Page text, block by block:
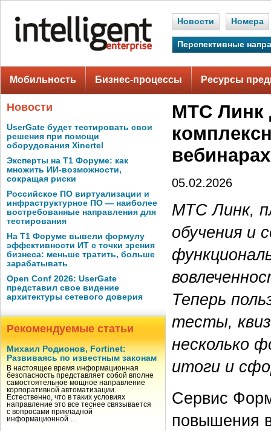
Новости Номера
Перспективные
Мобильность Бизнес-процессы Ресурсы
Новости
UserGate будет тестировать свои
решения при помощи
оборудования Xinertel
Эксперты на Т1 Форуме: как
множить ИИ-возможности,
сокращая риски
Российское ПО виртуализации и
инфраструктурное ПО — наиболее
востребованные направления для
тестирования
На Т1 Форуме вывели формулу
эффективности ИТ с точки зрения
бизнеса: меньше тратить, больше
зарабатывать
Open Conf 2026: UserGate
представил свое видение
архитектуры сетевого доверия
Рекомендуемые статьи
Михаил Родионов, Fortinet:
Развиваясь по известным законам
В настоящее время информационная
безопасность представляет собой вполне
самостоятельное мощное направление
корпоративной автоматизации.
Естественно, что в таких условиях
направление это все теснее связывается
с вопросами прикладной
информационной …
МТС Линк
вебинарах
05.02.2026
МТС Линк,
обучения и
Теперь
тесты,
несколько
итоги и
Сервис
повышения